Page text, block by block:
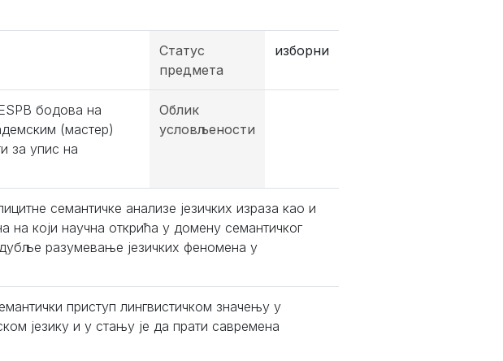
Статус
предмета
изборни
бодова на
(мастер)
за упис на
Облик
условљености
семантичке анализе језичких израза као и
на који научна открића у домену семантичког
разумевање језичких феномена у
приступ лингвистичком значењу у
језику и у стању је да прати савремена